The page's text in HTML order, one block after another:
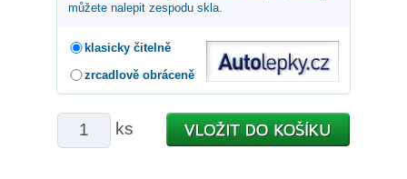
můžete nalepit zespodu skla.
klasicky čitelně
zrcadlově obráceně
ks